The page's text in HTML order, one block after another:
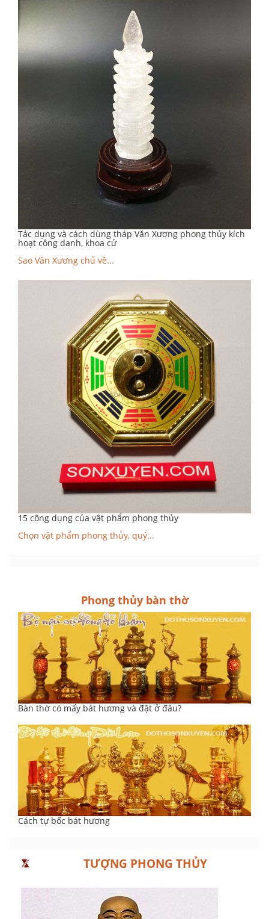
Tác dụng và cách dùng tháp Văn Xương phong thủy kích
hoạt công danh, khoa cử
Sao Văn Xương chủ về...
15 công dụng của vật phẩm phong thủy
Chọn vật phẩm phong thủy, quý...
Phong thủy bàn thờ
Bàn thờ có mấy bát hương và đặt ở đâu?
Cách tự bốc bát hương
TƯỢNG PHONG THỦY